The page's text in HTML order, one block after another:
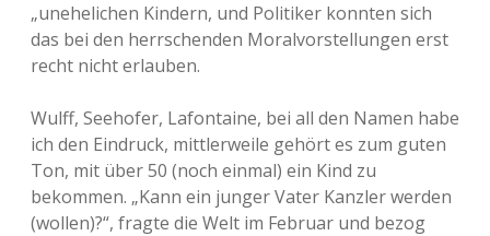
„unehelichen Kindern, und Politiker konnten sich
das bei den herrschenden Moralvorstellungen erst
recht nicht erlauben.
Wulff, Seehofer, Lafontaine, bei all den Namen habe
ich den Eindruck, mittlerweile gehört es zum guten
Ton, mit über 50 (noch einmal) ein Kind zu
bekommen. „Kann ein junger Vater Kanzler werden
(wollen)?“, fragte die Welt im Februar und bezog